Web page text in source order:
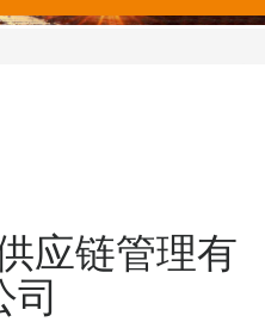
应链管理有
司